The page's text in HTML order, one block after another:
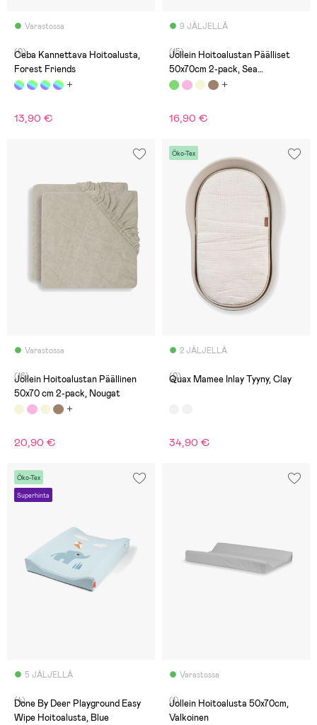
Varastossa
(0)
Ceba Kannettava Hoitoalusta,
Forest Friends
13,90 €
9 JÄLJELLÄ
(15)
Jollein Hoitoalustan Päälliset
50x70cm 2-pack, Sea
Green/Ivory
16,90 €
Varastossa
(16)
Jollein Hoitoalustan Päällinen
50x70 cm 2-pack, Nougat
20,90 €
Öko-Tex
2 JÄLJELLÄ
(0)
Quax Mamee Inlay Tyyny, Clay
34,90 €
Öko-Tex
Superhinta
5 JÄLJELLÄ
(4)
Done By Deer Playground Easy
Wipe Hoitoalusta, Blue
Varastossa
(1)
Jollein Hoitoalusta 50x70cm,
Valkoinen